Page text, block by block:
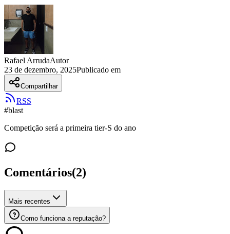
Rafael ArrudaAutor
23 de dezembro, 2025Publicado em
Compartilhar
RSS
#blast
Competição será a primeira tier-S do ano
Comentários(2)
Mais recentes
Como funciona a reputação?